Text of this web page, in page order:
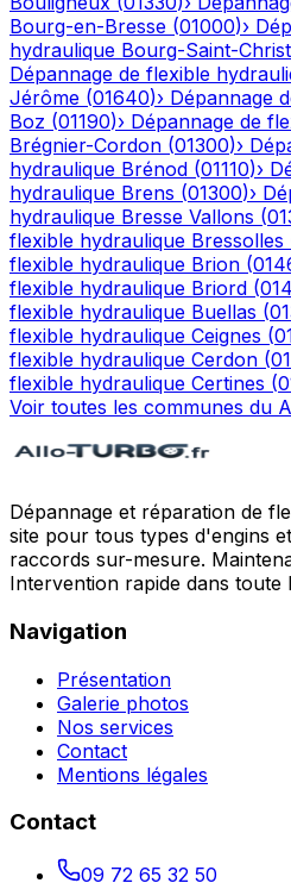
Bourg-en-Bresse (01000)›
hydraulique Bourg-Saint-
Dépannage de flexible
Jérôme (01640)› Dépannage
Boz (01190)› Dépannage de
Brégnier-Cordon (01300)›
hydraulique Brénod (01110)›
hydraulique Brens (01300)›
hydraulique Bresse Vallons (
flexible hydraulique Bressolles
flexible hydraulique Brion (
flexible hydraulique Briord (
flexible hydraulique Buellas (
flexible hydraulique Ceignes (
flexible hydraulique Cerdon (
flexible hydraulique Certines (
Voir toutes les communes du
Dépannage et réparation de
site pour tous types d'engins
raccords sur-mesure.
Intervention rapide dans toute
Navigation
Présentation
Galerie photos
Nos services
Contact
Mentions légales
Contact
09 72 65 32 50